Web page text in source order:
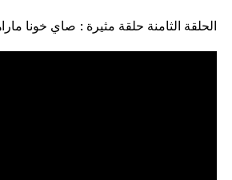
الحلقة الثامنة حلقة مثيرة : صاي خونا